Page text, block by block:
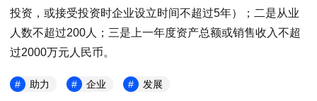
投资，或接受投资时企业设立时间不超过5年）；二是从业
人数不超过200人；三是上一年度资产总额或销售收入不超
过2000万元人民币。
助力 企业 发展